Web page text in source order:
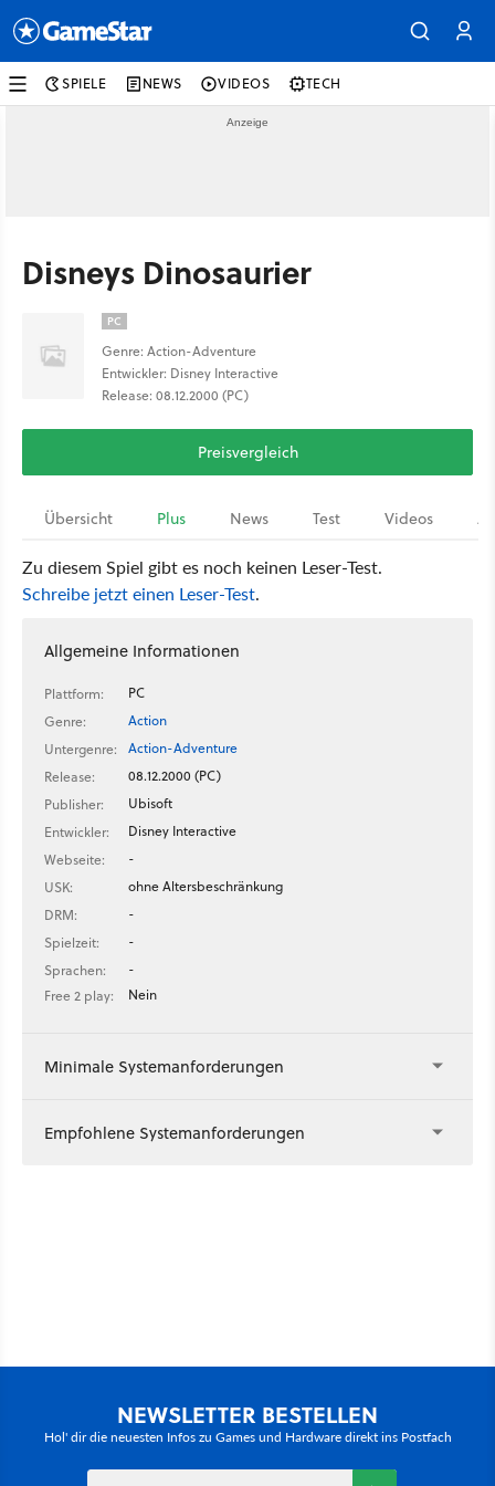
SPIELE NEWS VIDEOS TECH
Disneys Dinosaurier
PC
Genre: Action-Adventure
Entwickler: Disney Interactive
Release: 08.12.2000 (PC)
Preisvergleich
Übersicht Plus News Test Videos
Zu diesem Spiel gibt es noch keinen Leser-Test.
Schreibe jetzt einen Leser-Test.
Allgemeine Informationen
Plattform:
PC
Genre:
Action
Untergenre:
Action-Adventure
Release:
08.12.2000 (PC)
Publisher:
Ubisoft
Entwickler:
Disney Interactive
Webseite:
-
USK:
ohne Altersbeschränkung
DRM:
-
Spielzeit:
-
Sprachen:
-
Free 2 play:
Nein
Minimale Systemanforderungen
Empfohlene Systemanforderungen
NEWSLETTER BESTELLEN
Hol' dir die neuesten Infos zu Games und Hardware direkt ins Postfach